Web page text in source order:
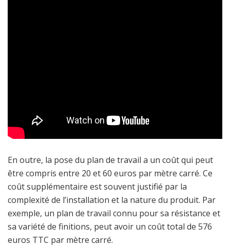
En outre, la pose du plan de travail a un coût qui peut
être compris entre 20 et 60 euros par mètre carré. Ce
coût supplémentaire est souvent justifié par la
complexité de l’installation et la nature du produit. Par
exemple, un plan de travail connu pour sa résistance et
sa variété de finitions, peut avoir un coût total de 576
euros TTC par mètre carré.